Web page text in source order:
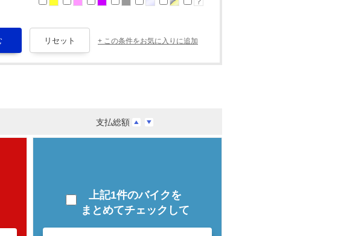
+ この条件をお気に入りに追加
支払総額
上記1件のバイクを
まとめてチェックして